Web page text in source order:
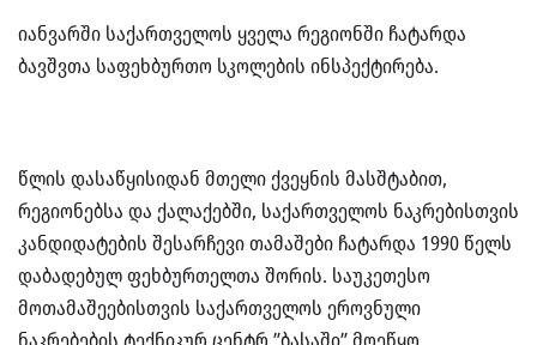
იანვარში საქართველოს ყველა რეგიონში ჩატარდა
ბავშვთა საფეხბურთო სკოლების ინსპექტირება.
წლის დასაწყისიდან მთელი ქვეყნის მასშტაბით,
რეგიონებსა და ქალაქებში, საქართველოს ნაკრებისთვის
კანდიდატების შესარჩევი თამაშები ჩატარდა 1990 წელს
დაბადებულ ფეხბურთელთა შორის. საუკეთესო
მოთამაშეებისთვის საქართველოს ეროვნული